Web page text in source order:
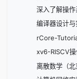
深入了解操作
编译器设计与
rCore-
xv6-RISCV操
离散数学（